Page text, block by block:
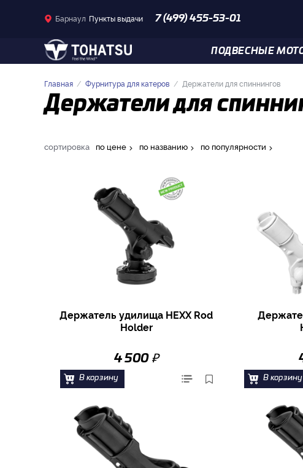
Барнаул Пункты выдачи 7 (499) 455-53-01
ПОДВЕСНЫЕ
Главная Фурнитура для катеров Держатели для спиннингов
Держатели для
сортировка по цене по названию по популярности
Держатель удилища HEXX Rod
Holder
4 500 ₽
В корзину В корзину